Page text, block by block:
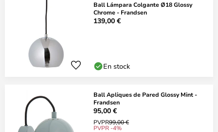
Ball Lámpara Colgante Ø18 Glossy
Chrome - Frandsen
139,00 €
En stock
Ball Apliques de Pared Glossy Mint -
Frandsen
95,00 €
PVPR99,00 €
PVPR -4%